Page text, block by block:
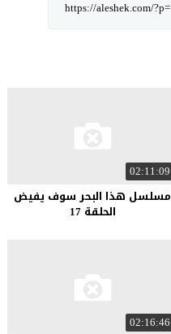
02:11:09
مسلسل هذا البحر سوف يفيض
الحلقة 17
02:16:46